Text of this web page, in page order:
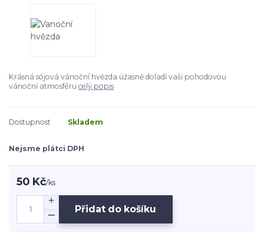
Krásná sójová vánoční hvězda úžasně doladí vaši pohodovou
vánoční atmosféru celý popis
Dostupnost Skladem
Nejsme plátci DPH
50 Kč/ks
Přidat do košíku